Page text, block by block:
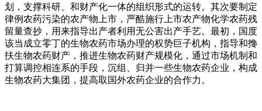
划，支撑科研、和财产化一体的组织形式的运转。其次要制定
律例农药污染的农产物上市，严酷施行上市农产物化学农药残
留量查抄，用来指导出产者利用无公害出产手艺。最初，国度
该当成立零丁的生物农药市场办理的权势巨子机构，指导和搀
扶生物农药财产，推进生物农药财产规模化，通过市场机制和
打算调控相连系的手段，沉组、归并一些生物农药企业，构成
生物农药大集团，提高取国外农药企业的合作力。